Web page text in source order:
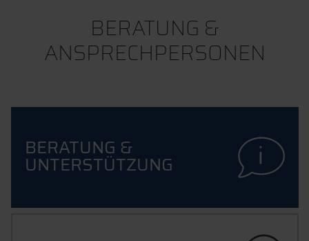
BERATUNG &
ANSPRECHPERSONEN
BERATUNG &
UNTERSTÜTZUNG